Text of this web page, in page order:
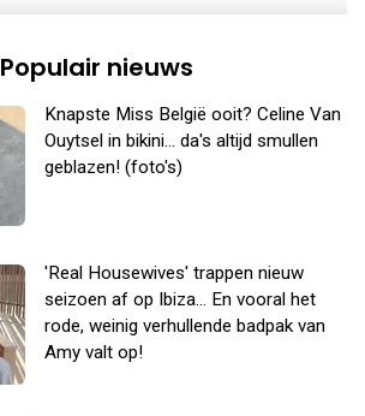
Populair nieuws
Knapste Miss België ooit? Celine Van
Ouytsel in bikini... da's altijd smullen
geblazen! (foto's)
'Real Housewives' trappen nieuw
seizoen af op Ibiza... En vooral het
rode, weinig verhullende badpak van
Amy valt op!